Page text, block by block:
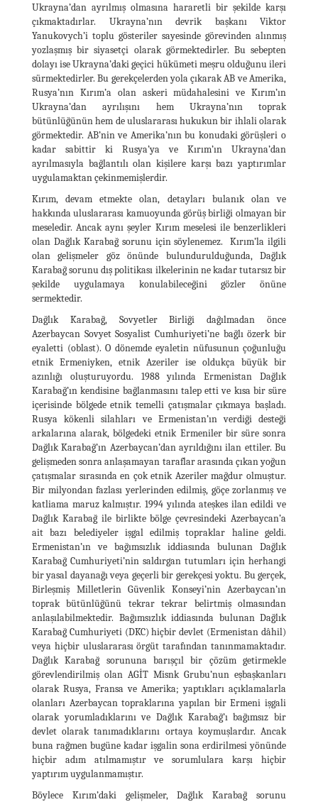
Ukrayna’dan ayrılmış olmasına hararetli bir şekilde karşı
çıkmaktadırlar. Ukrayna’nın devrik başkanı Viktor
Yanukovych’i toplu gösteriler sayesinde görevinden alınmış
yozlaşmış bir siyasetçi olarak görmektedirler. Bu sebepten
dolayı ise Ukrayna’daki geçici hükümeti meşru olduğunu ileri
sürmektedirler. Bu gerekçelerden yola çıkarak AB ve Amerika,
Rusya’nın Kırım’a olan askeri müdahalesini ve Kırım’ın
Ukrayna’dan ayrılışını hem Ukrayna’nın toprak
bütünlüğünün hem de uluslararası hukukun bir ihlali olarak
görmektedir. AB’nin ve Amerika’nın bu konudaki görüşleri o
kadar sabittir ki Rusya’ya ve Kırım’ın Ukrayna’dan
ayrılmasıyla bağlantılı olan kişilere karşı bazı yaptırımlar
uygulamaktan çekinmemişlerdir.
Kırım, devam etmekte olan, detayları bulanık olan ve
hakkında uluslararası kamuoyunda görüş birliği olmayan bir
meseledir. Ancak aynı şeyler Kırım meselesi ile benzerlikleri
olan Dağlık Karabağ sorunu için söylenemez. Kırım’la ilgili
olan gelişmeler göz önünde bulundurulduğunda, Dağlık
Karabağ sorunu dış politikası ilkelerinin ne kadar tutarsız bir
şekilde uygulamaya konulabileceğini gözler önüne
sermektedir.
Dağlık Karabağ, Sovyetler Birliği dağılmadan önce
Azerbaycan Sovyet Sosyalist Cumhuriyeti’ne bağlı özerk bir
eyaletti (oblast). O dönemde eyaletin nüfusunun çoğunluğu
etnik Ermeniyken, etnik Azeriler ise oldukça büyük bir
azınlığı oluşturuyordu. 1988 yılında Ermenistan Dağlık
Karabağ’ın kendisine bağlanmasını talep etti ve kısa bir süre
içerisinde bölgede etnik temelli çatışmalar çıkmaya başladı.
Rusya kökenli silahları ve Ermenistan’ın verdiği desteği
arkalarına alarak, bölgedeki etnik Ermeniler bir süre sonra
Dağlık Karabağ’ın Azerbaycan’dan ayrıldığını ilan ettiler. Bu
gelişmeden sonra anlaşamayan taraflar arasında çıkan yoğun
çatışmalar sırasında en çok etnik Azeriler mağdur olmuştur.
Bir milyondan fazlası yerlerinden edilmiş, göçe zorlanmış ve
katliama maruz kalmıştır. 1994 yılında ateşkes ilan edildi ve
Dağlık Karabağ ile birlikte bölge çevresindeki Azerbaycan’a
ait bazı belediyeler işgal edilmiş topraklar haline geldi.
Ermenistan’ın ve bağımsızlık iddiasında bulunan Dağlık
Karabağ Cumhuriyeti’nin saldırgan tutumları için herhangi
bir yasal dayanağı veya geçerli bir gerekçesi yoktu. Bu gerçek,
Birleşmiş Milletlerin Güvenlik Konseyi’nin Azerbaycan’ın
toprak bütünlüğünü tekrar tekrar belirtmiş olmasından
anlaşılabilmektedir. Bağımsızlık iddiasında bulunan Dağlık
Karabağ Cumhuriyeti (DKC) hiçbir devlet (Ermenistan dâhil)
veya hiçbir uluslararası örgüt tarafından tanınmamaktadır.
Dağlık Karabağ sorununa barışçıl bir çözüm getirmekle
görevlendirilmiş olan AGİT Misnk Grubu’nun eşbaşkanları
olarak Rusya, Fransa ve Amerika; yaptıkları açıklamalarla
olanları Azerbaycan topraklarına yapılan bir Ermeni işgali
olarak yorumladıklarını ve Dağlık Karabağ’ı bağımsız bir
devlet olarak tanımadıklarını ortaya koymuşlardır. Ancak
buna rağmen bugüne kadar işgalin sona erdirilmesi yönünde
hiçbir adım atılmamıştır ve sorumlulara karşı hiçbir
yaptırım uygulanmamıştır.
Böylece Kırım’daki gelişmeler, Dağlık Karabağ sorunu